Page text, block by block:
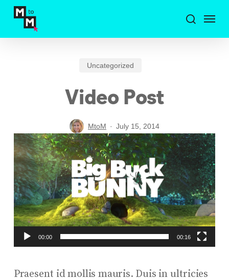
search
Menu
Uncategorized
Video Post
MtoM
July 15, 2014
Video
Player
00:00 00:16
Praesent id mollis mauris. Duis in ultricies